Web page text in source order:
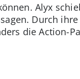
Alyx
Durch
die Action-